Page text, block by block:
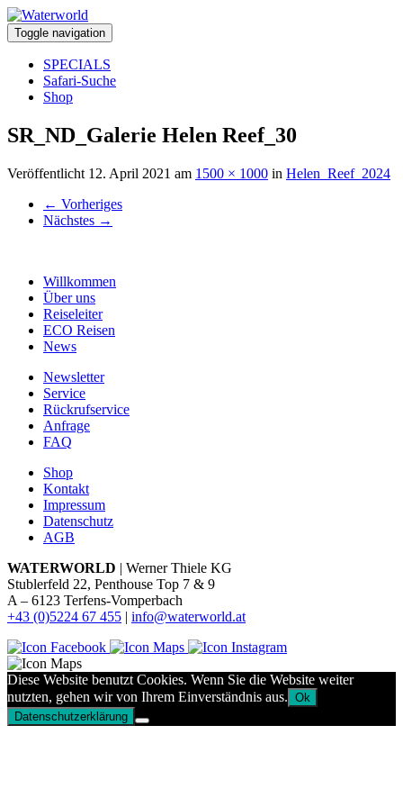
Toggle navigation
SPECIALS
Safari-Suche
Shop
SR_ND_Galerie Helen Reef_30
Veröffentlicht 12. April 2021 am 1500 × 1000 in Helen_Reef_2024
← Vorheriges
Nächstes →
Willkommen
Über uns
Reiseleiter
ECO Reisen
News
Newsletter
Service
Rückrufservice
Anfrage
FAQ
Shop
Kontakt
Impressum
Datenschutz
AGB
WATERWORLD | Werner Thiele KG
Stublerfeld 22, Penthouse Top 7 & 9
A – 6123 Terfens-Vomperbach
+43 (0)5224 67 455 | info@waterworld.at
Diese Website benutzt Cookies. Wenn Sie die Website weiter
nutzten, gehen wir von Ihrem Einverständnis aus. Ok
Datenschutzerklärung